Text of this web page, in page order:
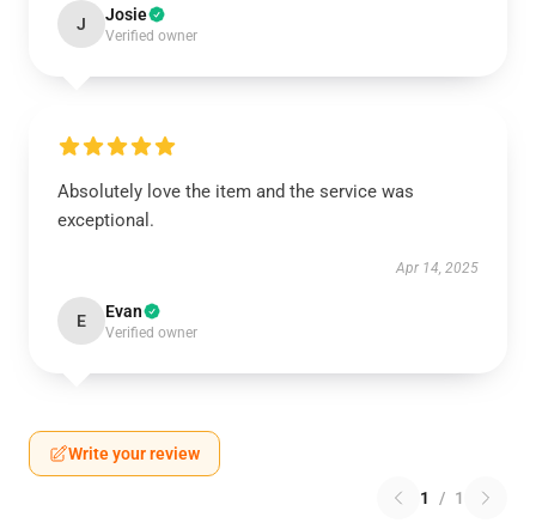
J Josie
Verified owner
Absolutely love the item and the service was
exceptional.
Apr 14, 2025
E Evan
Verified owner
Write your review
1 / 1